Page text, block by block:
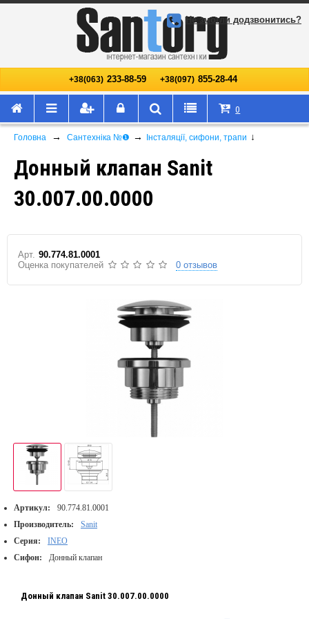
+38(063) 233-88-59 +38(097) 855-28-44
Не змогли додзвонитись?
0
Головна → Сантехніка №❶ → Інсталяції, сифони, трапи ↓
Донный клапан Sanit
30.007.00.0000
Арт. 90.774.81.0001
Оценка покупателей
0 отзывов
Артикул:
90.774.81.0001
Производитель:
Sanit
Серия:
INEO
Сифон:
Донный клапан
Донный клапан Sanit 30.007.00.0000